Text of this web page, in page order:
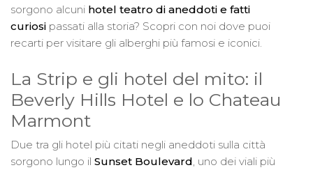
sorgono alcuni hotel teatro di aneddoti e fatti
curiosi passati alla storia? Scopri con noi dove puoi
recarti per visitare gli alberghi più famosi e iconici.
La Strip e gli hotel del mito: il
Beverly Hills Hotel e lo Chateau
Marmont
Due tra gli hotel più citati negli aneddoti sulla città
sorgono lungo il Sunset Boulevard , uno dei viali più